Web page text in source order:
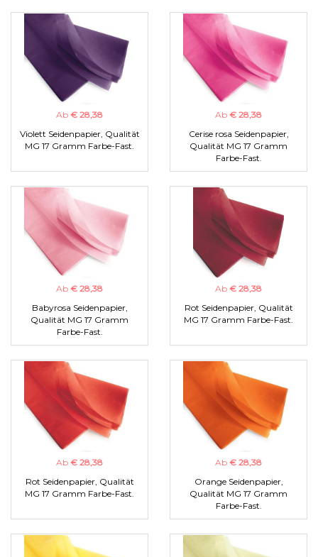
Ab € 28,38
Violett Seidenpapier, Qualität
MG 17 Gramm Farbe-Fast.
Ab € 28,38
Cerise rosa Seidenpapier,
Qualität MG 17 Gramm
Farbe-Fast.
Ab € 28,38
Babyrosa Seidenpapier,
Qualität MG 17 Gramm
Farbe-Fast.
Ab € 28,38
Rot Seidenpapier, Qualität
MG 17 Gramm Farbe-Fast.
Ab € 28,38
Rot Seidenpapier, Qualität
MG 17 Gramm Farbe-Fast.
Ab € 28,38
Orange Seidenpapier,
Qualität MG 17 Gramm
Farbe-Fast.